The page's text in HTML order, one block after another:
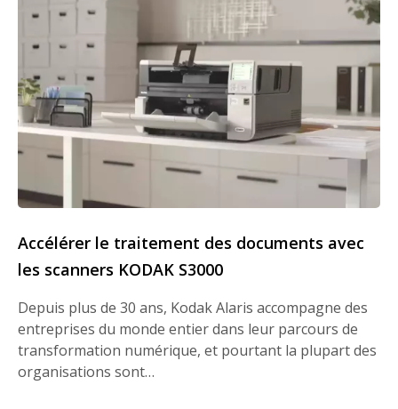
Accélérer le traitement des documents avec
les scanners KODAK S3000
Depuis plus de 30 ans, Kodak Alaris accompagne des
entreprises du monde entier dans leur parcours de
transformation numérique, et pourtant la plupart des
organisations sont…